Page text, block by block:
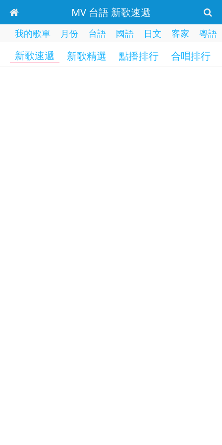
MV 台語 新歌速遞
我的歌單 月份 台語 國語 日文 客家 粵語
新歌速遞 新歌精選 點播排行 合唱排行